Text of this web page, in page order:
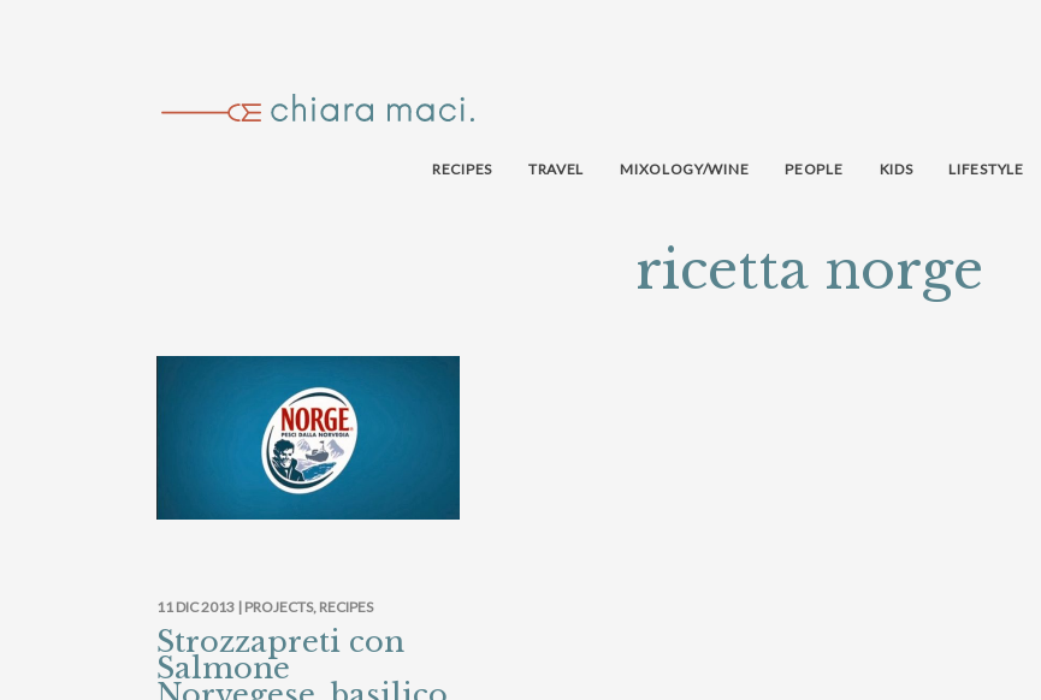
RECIPES TRAVEL MIXOLOGY/WINE PEOPLE KIDS LIFESTYLE
ricetta norge
11 DIC 2013 | PROJECTS, RECIPES
Strozzapreti con
Salmone